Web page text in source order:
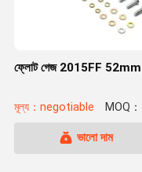
ফ্লোট গেজ 2015FF 52mm
মূল্য：negotiable MOQ：
ভালো দাম